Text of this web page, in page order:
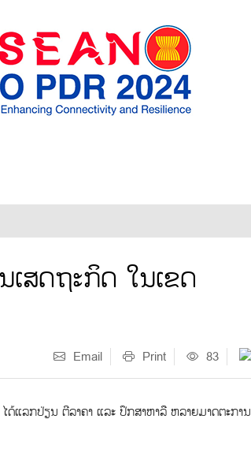
ສດຖະກິດ ໃນເຂດ
Email Print 83
ແລກປ່ຽນ ຕີລາຄາ ແລະ ປຶກສາຫາລື ຫລາຍມາດຕະການ